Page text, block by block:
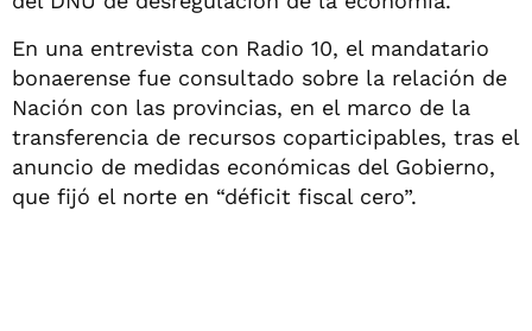
En una entrevista con Radio 10, el mandatario
bonaerense fue consultado sobre la relación de
Nación con las provincias, en el marco de la
transferencia de recursos coparticipables, tras el
anuncio de medidas económicas del Gobierno,
que fijó el norte en “déficit fiscal cero”.